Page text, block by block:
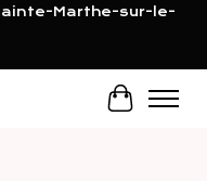
Marthe-sur-le-
Panier